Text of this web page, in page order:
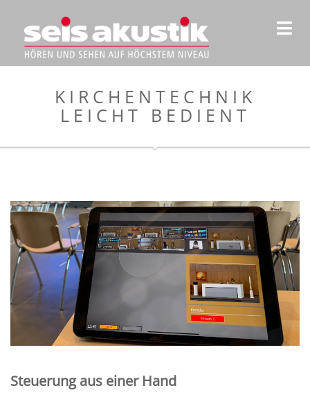
KIRCHENTECHNIK
LEICHT BEDIENT
Steuerung aus einer Hand